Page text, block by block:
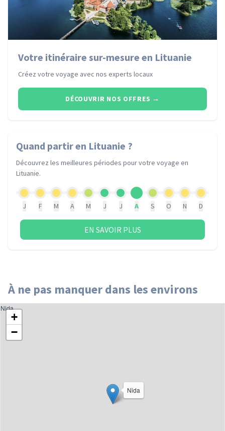
Votre itinéraire sur-mesure en Lituanie
Créez votre voyage avec nos experts locaux
DÉCOUVRIR NOS OFFRES →
Quand partiren Lituanie ?
Découvrez les meilleures périodes pour votre voyage en
Lituanie.
J F M A M J J A S O N D
EN SAVOIR PLUS
À ne pas manquer dans les environs
Nida
+
−
Nida